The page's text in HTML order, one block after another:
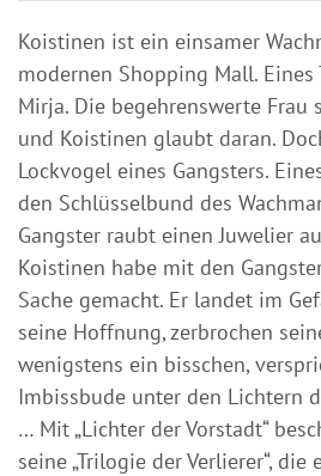
Koistinen ist ein einsamer
modernen Shopping Mall. Eines
Mirja. Die begehrenswerte Frau
und Koistinen glaubt daran.
Lockvogel eines Gangsters.
den Schlüsselbund des
Gangster raubt einen Juwelier
Koistinen habe mit den
Sache gemacht. Er landet im
seine Hoffnung, zerbrochen
wenigstens ein bisschen,
Imbissbude unter den Lichtern
… Mit „Lichter der Vorstadt“
seine „Trilogie der Verlierer“, die